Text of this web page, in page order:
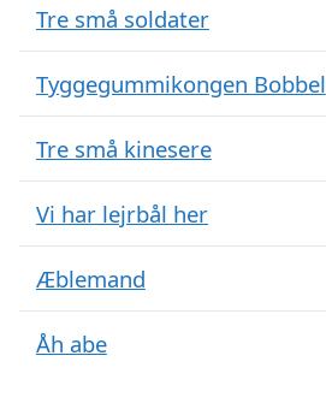
Tre små soldater
Tyggegummikongen Bobbel
Tre små kinesere
Vi har lejrbål her
Æblemand
Åh abe